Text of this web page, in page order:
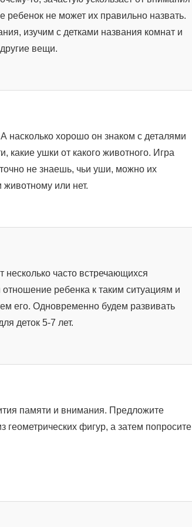
ребенок не может их правильно назвать.
изучим с детками названия комнат и
вещи.
хорошо он знаком с деталями
ушки от какого животного. Игра
не знаешь, чьи уши, можно их
или нет.
часто встречающихся
ребенка к таким ситуациям и
его. Одновременно будем развивать
деток 5-7 лет.
памяти и внимания. Предложите
геометрических фигур, а затем попросите